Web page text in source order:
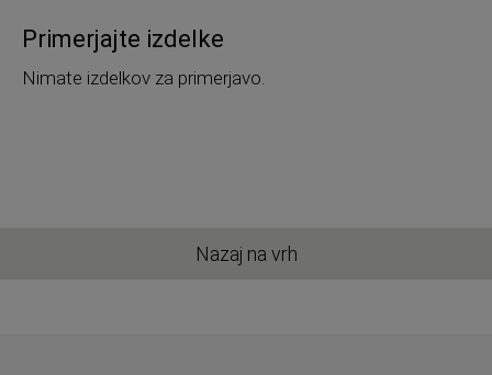
Primerjajte izdelke
Nimate izdelkov za primerjavo.
Nazaj na vrh